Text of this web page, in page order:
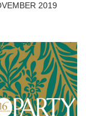
2019